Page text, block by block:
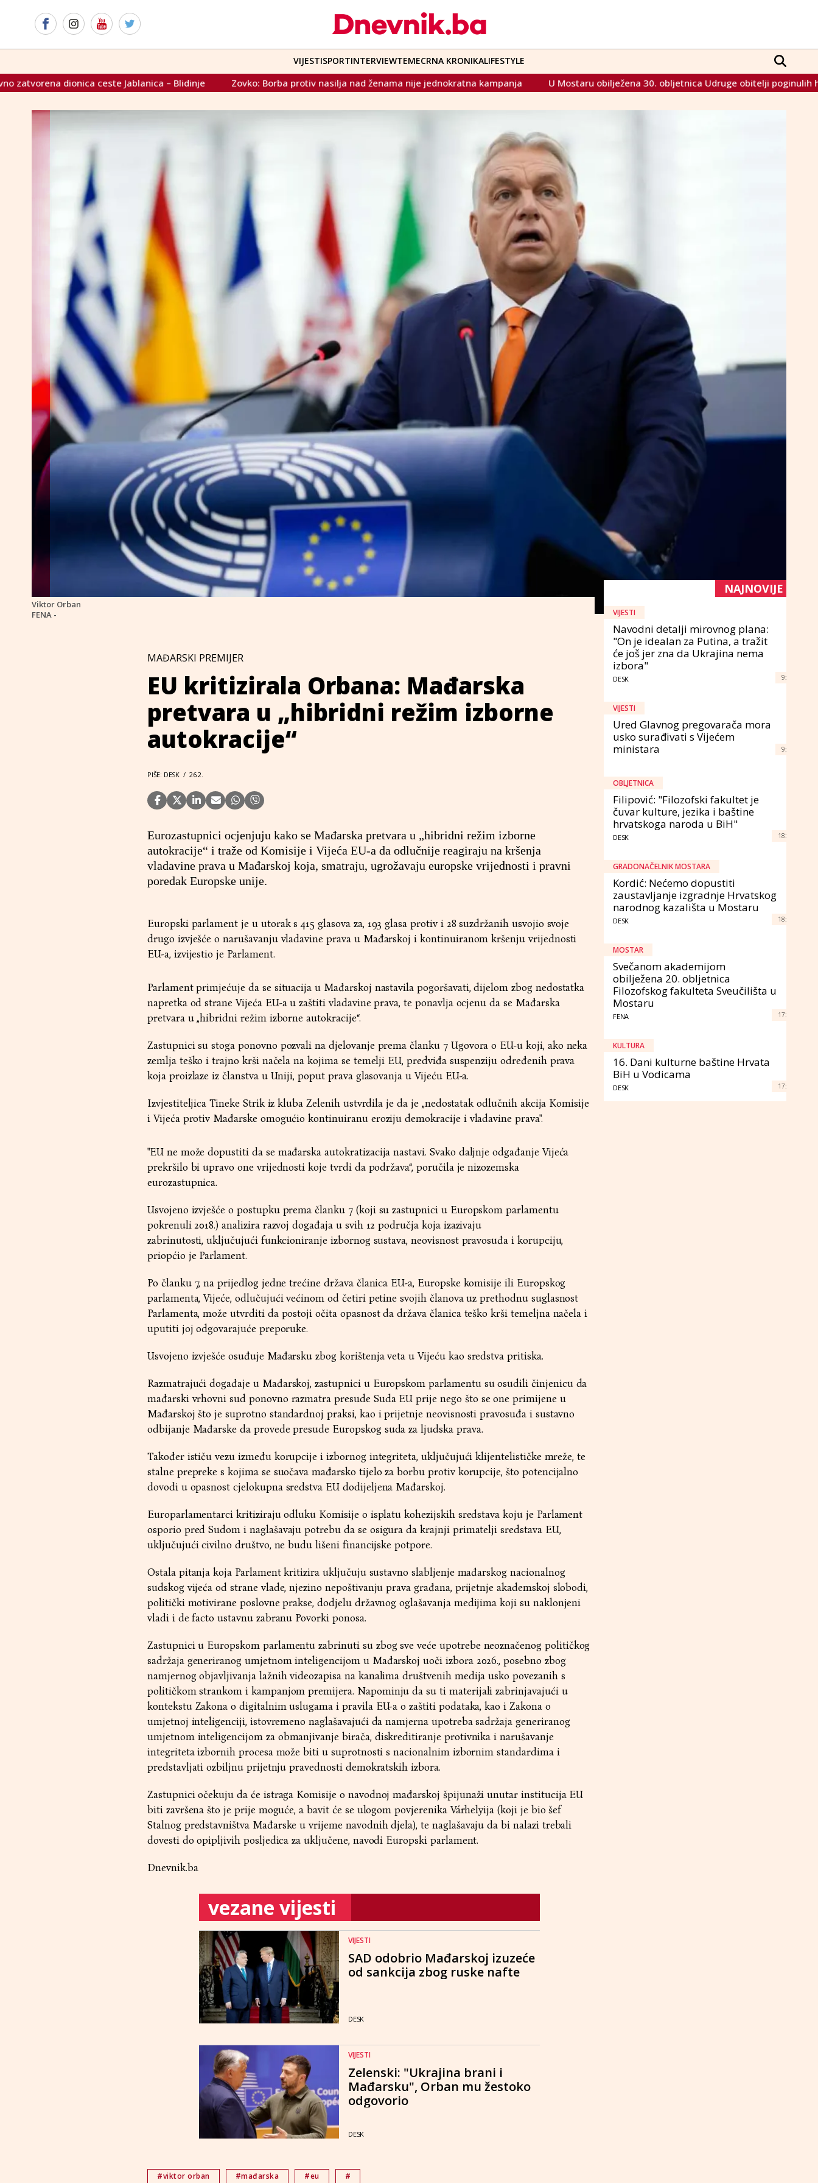
VIJESTISPORTINTERVIEWTEMECRNA KRONIKALIFESTYLE
– Blidinje Zovko: Borba protiv nasilja nad ženama nije jednokratna kampanja U Mostaru obilježena 30. obljetnica Udruge obitelji poginulih hrvatskih branitelja HVO-a HR
Viktor Orban
FENA -
MAĐARSKI PREMIJER
EU kritizirala Orbana: Mađarska
pretvara u „hibridni režim izborne
autokracije“
PIŠE: DESK / 26.2.
Eurozastupnici ocjenjuju kako se Mađarska pretvara u „hibridni režim izborne
autokracije“ i traže od Komisije i Vijeća EU-a da odlučnije reagiraju na kršenja
vladavine prava u Mađarskoj koja, smatraju, ugrožavaju europske vrijednosti i pravni
poredak Europske unije.
Europski parlament je u utorak s 415 glasova za, 193 glasa protiv i 28 suzdržanih usvojio svoje
drugo izvješće o narušavanju vladavine prava u Mađarskoj i kontinuiranom kršenju vrijednosti
EU-a, izvijestio je Parlament.
Parlament primjećuje da se situacija u Mađarskoj nastavila pogoršavati, dijelom zbog nedostatka
napretka od strane Vijeća EU-a u zaštiti vladavine prava, te ponavlja ocjenu da se Mađarska
pretvara u „hibridni režim izborne autokracije“.
Zastupnici su stoga ponovno pozvali na djelovanje prema članku 7 Ugovora o EU-u koji, ako neka
zemlja teško i trajno krši načela na kojima se temelji EU, predviđa suspenziju određenih prava
koja proizlaze iz članstva u Uniji, poput prava glasovanja u Vijeću EU-a.
Izvjestiteljica Tineke Strik iz kluba Zelenih ustvrdila je da je „nedostatak odlučnih akcija Komisije
i Vijeća protiv Mađarske omogućio kontinuiranu eroziju demokracije i vladavine prava".
"EU ne može dopustiti da se mađarska autokratizacija nastavi. Svako daljnje odgađanje Vijeća
prekršilo bi upravo one vrijednosti koje tvrdi da podržava“, poručila je nizozemska
eurozastupnica.
Usvojeno izvješće o postupku prema članku 7 (koji su zastupnici u Europskom parlamentu
pokrenuli 2018.) analizira razvoj događaja u svih 12 područja koja izazivaju
zabrinutosti, uključujući funkcioniranje izbornog sustava, neovisnost pravosuđa i korupciju,
priopćio je Parlament.
Po članku 7, na prijedlog jedne trećine država članica EU-a, Europske komisije ili Europskog
parlamenta, Vijeće, odlučujući većinom od četiri petine svojih članova uz prethodnu suglasnost
Parlamenta, može utvrditi da postoji očita opasnost da država članica teško krši temeljna načela i
uputiti joj odgovarajuće preporuke.
Usvojeno izvješće osuđuje Mađarsku zbog korištenja veta u Vijeću kao sredstva pritiska.
Razmatrajući događaje u Mađarskoj, zastupnici u Europskom parlamentu su osudili činjenicu da
mađarski vrhovni sud ponovno razmatra presude Suda EU prije nego što se one primijene u
Mađarskoj što je suprotno standardnoj praksi, kao i prijetnje neovisnosti pravosuđa i sustavno
odbijanje Mađarske da provede presude Europskog suda za ljudska prava.
Također ističu vezu između korupcije i izbornog integriteta, uključujući klijentelističke mreže, te
stalne prepreke s kojima se suočava mađarsko tijelo za borbu protiv korupcije, što potencijalno
dovodi u opasnost cjelokupna sredstva EU dodijeljena Mađarskoj.
Europarlamentarci kritiziraju odluku Komisije o isplatu kohezijskih sredstava koju je Parlament
osporio pred Sudom i naglašavaju potrebu da se osigura da krajnji primatelji sredstava EU,
uključujući civilno društvo, ne budu lišeni financijske potpore.
Ostala pitanja koja Parlament kritizira uključuju sustavno slabljenje mađarskog nacionalnog
sudskog vijeća od strane vlade, njezino nepoštivanju prava građana, prijetnje akademskoj slobodi,
politički motivirane poslovne prakse, dodjelu državnog oglašavanja medijima koji su naklonjeni
vladi i de facto ustavnu zabranu Povorki ponosa.
Zastupnici u Europskom parlamentu zabrinuti su zbog sve veće upotrebe neoznačenog političkog
sadržaja generiranog umjetnom inteligencijom u Mađarskoj uoči izbora 2026., posebno zbog
namjernog objavljivanja lažnih videozapisa na kanalima društvenih medija usko povezanih s
političkom strankom i kampanjom premijera. Napominju da su ti materijali zabrinjavajući u
kontekstu Zakona o digitalnim uslugama i pravila EU-a o zaštiti podataka, kao i Zakona o
umjetnoj inteligenciji, istovremeno naglašavajući da namjerna upotreba sadržaja generiranog
umjetnom inteligencijom za obmanjivanje birača, diskreditiranje protivnika i narušavanje
integriteta izbornih procesa može biti u suprotnosti s nacionalnim izbornim standardima i
predstavljati ozbiljnu prijetnju pravednosti demokratskih izbora.
Zastupnici očekuju da će istraga Komisije o navodnoj mađarskoj špijunaži unutar institucija EU
biti završena što je prije moguće, a bavit će se ulogom povjerenika Várhelyija (koji je bio šef
Stalnog predstavništva Mađarske u vrijeme navodnih djela), te naglašavaju da bi nalazi trebali
dovesti do opipljivih posljedica za uključene, navodi Europski parlament.
Dnevnik.ba
vezane vijesti
VIJESTI
SAD odobrio Mađarskoj izuzeće
od sankcija zbog ruske nafte
DESK
VIJESTI
Zelenski: "Ukrajina brani i
Mađarsku", Orban mu žestoko
odgovorio
DESK
#viktor orban #mađarska #eu #
NAJNOVIJE
VIJESTI
Navodni detalji mirovnog plana:
"On je idealan za Putina, a tražit
će još jer zna da Ukrajina nema
izbora"
DESK 9:
VIJESTI
Ured Glavnog pregovarača mora
usko surađivati s Vijećem
ministara
9:
OBLJETNICA
Filipović: "Filozofski fakultet je
čuvar kulture, jezika i baštine
hrvatskoga naroda u BiH"
DESK 18:
GRADONAČELNIK MOSTARA
Kordić: Nećemo dopustiti
zaustavljanje izgradnje Hrvatskog
narodnog kazališta u Mostaru
DESK 18:
MOSTAR
Svečanom akademijom
obilježena 20. obljetnica
Filozofskog fakulteta Sveučilišta u
Mostaru
FENA 17:
KULTURA
16. Dani kulturne baštine Hrvata
BiH u Vodicama
DESK 17: